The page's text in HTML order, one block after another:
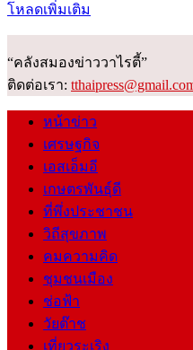
โหลดเพิ่มเติม
“คลังสมองข่าววาไรตี้”
ติดต่อเรา:
หน้าข่าว
เศรษฐกิจ
เอสเอ็มอี
เกษตรพันธุ์ดี
ที่พึ่งประชาชน
วิถีสุขภาพ
คมความคิด
ชุมชนเมือง
ช่อฟ้า
วัยต๊าช
เที่ยวระเริง